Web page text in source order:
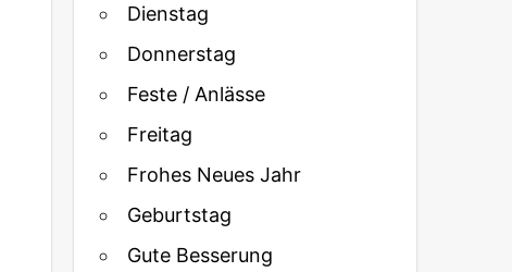
Dienstag
Donnerstag
Feste / Anlässe
Freitag
Frohes Neues Jahr
Geburtstag
Gute Besserung